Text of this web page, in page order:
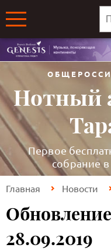
Нотный
Первое
собрание
Главная Новости
28.09.2019